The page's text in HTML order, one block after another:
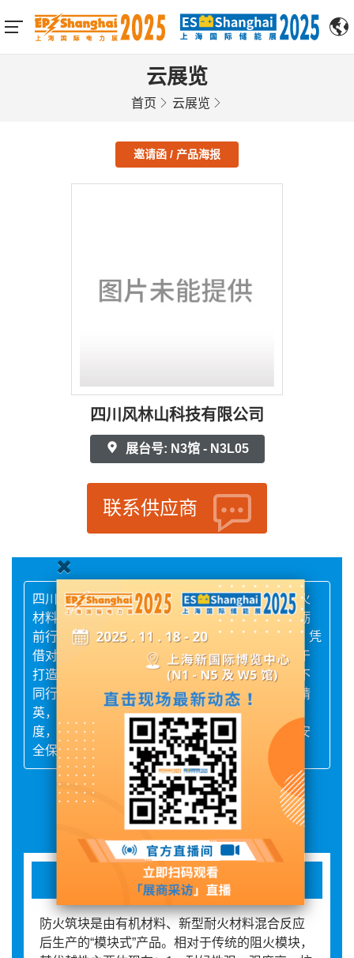
云展览
首页 云展览
邀请函 / 产品海报
四川风林山科技有限公司
展台号: N3馆 - N3L05
联系供应商
四川风林山科技有限公司自创立伊始，便锚定防火
材料安全领域，怀揣着守护生命与财产的使命砥砺
前行。秉持 “疾如风、徐如林，不动如山”的理念，凭
借对消防安全领域的深刻理解和不懈探索，致力于
打造高品质、高性能的防火材料产品矩阵，满足不
同行业日益增长的消防安全需求。我们汇聚行业精
英，依托先进技术，秉持专业、创新、负责的态
度，全力迈向防火材料行业的前沿，为社会消防安
全保驾护航。
展品详情
防火筑块
防火筑块是由有机材料、新型耐火材料混合反应
后生产的“模块式”产品。相对于传统的阻火模块，